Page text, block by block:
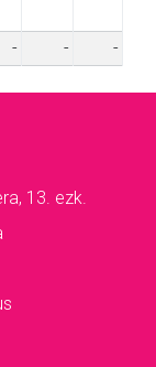
- - -
13. ezk.